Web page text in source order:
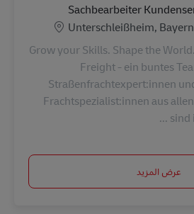
Sachbearbeiter
Unterschleißheim,
Grow your Skills. Shape the
Freight - ein buntes
Straßenfrachtexpert:innen
Frachtspezialist:innen aus
sind
عرض المزيد